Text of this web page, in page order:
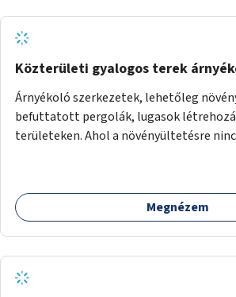
Közterületi gyalogos terek
Árnyékoló szerkezetek, lehetőleg
befuttatott pergolák, lugasok
területeken. Ahol a növényültetésre
Megnézem